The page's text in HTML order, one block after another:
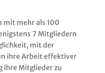
mit mehr als 100
7 Mitgliedern
mit der
ihre Arbeit effektiver
ihre Mitglieder zu